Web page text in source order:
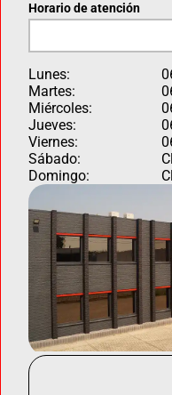
Horario de atención
Lunes:
Martes:
Miércoles:
Jueves:
Viernes:
Sábado:
Domingo: